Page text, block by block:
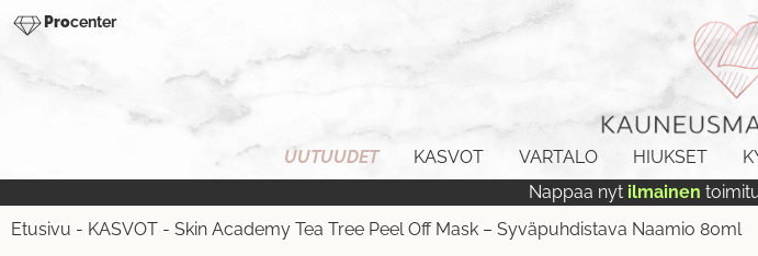
Procenter
UUTUUDET KASVOT VARTALO HIUKSET
Nappaa nyt ilmainen
Etusivu - KASVOT - Skin Academy Tea Tree Peel Off Mask – Syväpuhdistava Naamio 80ml